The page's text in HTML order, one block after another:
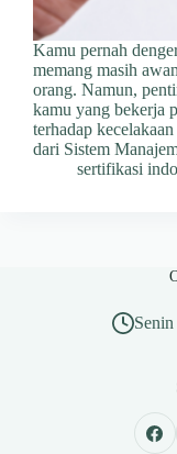
Kamu pernah
memang masih
orang. Namun,
kamu yang bekerja
terhadap
dari Sistem
sertifikasi